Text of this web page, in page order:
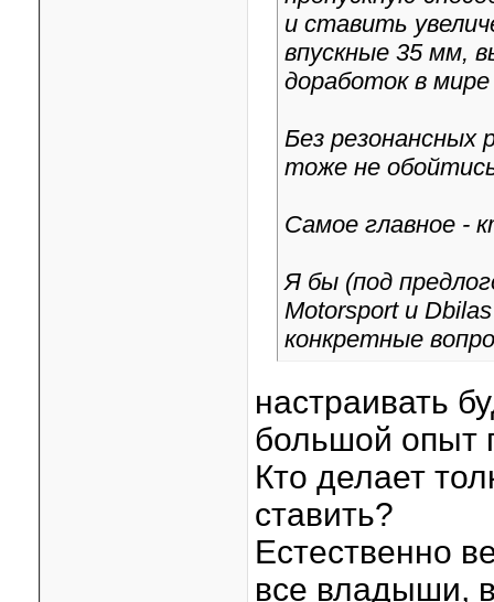
и ставить
впускные 35 мм,
доработок в
Без резонансных
тоже не
Самое главное -
Я бы (под
Motorsport и
конкретные
настраивать
большой опыт
Кто делает
ставить?
Естественно
все владыши,